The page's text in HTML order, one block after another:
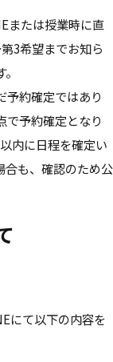
または授業時に直
3希望までお知ら
予約確定ではあり
で予約確定となり
内に日程を確定い
合も、確認のため公
にて以下の内容を